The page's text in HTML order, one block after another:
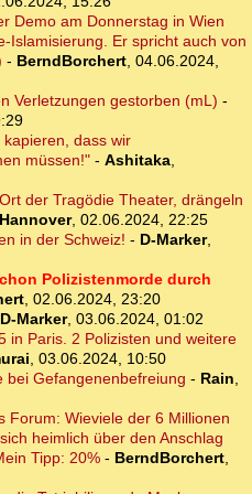
Demo am Donnerstag in Wien
Islamisierung. Er spricht auch von
- BerndBorchert, 04.06.2024,
Verletzungen gestorben (mL) -
dass wir
müssen!" - Ashitaka,
der Tragödie Theater, drängeln
, 02.06.2024, 22:25
in der Schweiz! - D-Marker,
Polizistenmorde durch
, 02.06.2024, 23:20
D-Marker, 03.06.2024, 01:02
in Paris. 2 Polizisten und weitere
, 03.06.2024, 10:50
bei Gefangenenbefreiung - Rain,
Forum: Wieviele der 6 Millionen
heimlich über den Anschlag
Tipp: 20% - BerndBorchert,